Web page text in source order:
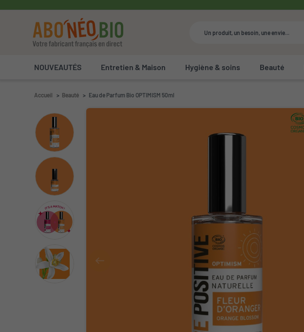
NOUVEAUTÉS Entretien & Maison Hygiène & soins Beauté
Accueil Beauté Eau de Parfum Bio OPTIMISM 50ml